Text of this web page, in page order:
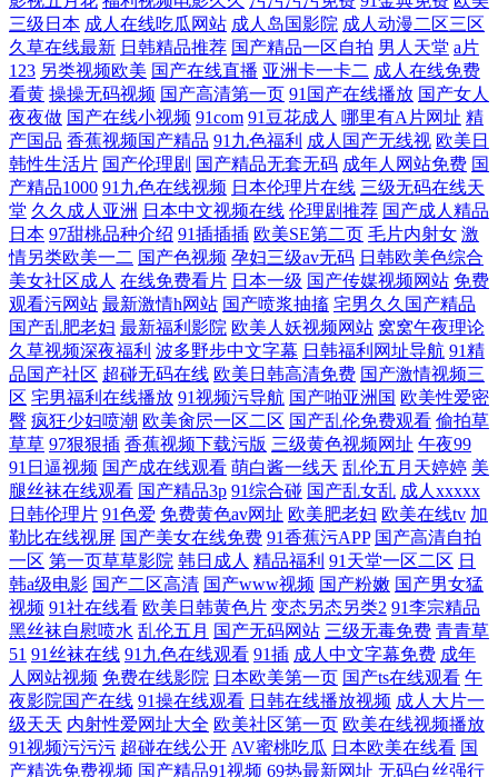
国产另 成人色日韩精品色欧美 天堂中文8资源在线8 国产一区二 夜里18款
禁用b站入 免费最新电影在线看 av视频网址导航 日韩亚洲欧洲 色综合伊
人色综合网站 劲爆欧美精品13页 5488wwwcom 青青青青 豆角电影网豆角
网 无码精品人妻一区二区三区影院 黄网站在国产精品 在线观看一区二区
三 欧美综合免费 大地资源三在线观看 五月花99精品在线 激情福利a 在线
观看视频国 欧美另类图区清纯亚洲 产精品久久久特黄久久久 亚洲变态在
线视 免费a级猛偏在 草莓视频免费视频 神马电影午夜理论 精品热视频在
线2 精品自拍中文在线观看 成年必看视频在线观看 成人aaaa
三级日本 成人在线吃瓜网站 成人岛国影院 成人动漫二区三区
久草在线最新 日韩精品推荐 国产精品一区自拍 男人天堂 a片
123 另类视频欧美 国产在线直播 亚洲卡一卡二 成人在线免费
看黄 操操无码视频 国产高清第一页 91国产在线播放 国产女人
夜夜做 国产在线小视频 91com 91豆花成人 哪里有A片网址 精
产国品 香蕉视频国产精品 91九色福利 成人国产无线视 欧美日
韩性生活片 国产伦理剧 国产精品无套无码 成年人网站免费 国
产精品1000 91九色在线视频 日本伦理片在线 三级无码在线天
堂 久久成人亚洲 日本中文视频在线 伦理剧推荐 国产成人精品
日本 97甜桃品种介绍 91插插插 欧美SE第二页 毛片内射女 激
情另类欧美一二 国产色视频 孕妇三级av无码 日韩欧美色综合
美女社区成人 在线免费看片 日本一级 国产传媒视频网站 免费
观看污网站 最新激情h网站 国产喷浆抽搐 宅男久久国产精品
国产乱肥老妇 最新福利影院 欧美人妖视频网站 窝窝午夜理论
久草视频深夜福利 波多野步中文字幕 日韩福利网址导航 91精
品国产社区 超碰无码在线 欧美日韩高清免费 国产激情视频三
区 宅男福利在线播放 91视频污导航 国产啪亚洲国 欧美性爱密
臀 疯狂少妇喷潮 欧美肏屄一区二区 国产乱伦免费观看 偷拍草
草草 97狠狠插 香蕉视频下载污版 三级黄色视频网址 午夜99
91日逼视频 国产成在线观看 萌白酱一线天 乱伦五月天婷婷 美
腿丝袜在线观看 国产精品3p 91综合碰 国产乱女乱 成人xxxxx
日韩伦理片 91色爱 免费黄色av网址 欧美肥老妇 欧美在线tv 加
勒比在线视屏 国产美女在线免费 91香蕉污APP 国产高清自拍
一区 第一页草草影院 韩日成人 精品福利 91天堂一区二区 日
韩a级电影 国产二区高清 国产www视频 国产粉嫩 国产男女猛
视频 91社在线看 欧美日韩黄色片 变态另态另类2 91李宗精品
黑丝袜自慰喷水 乱伦五月 国产无码网站 三级无毒免费 青青草
51 91丝袜在线 91九色在线观看 91插 成人中文字幕免费 成年
人网站视频 免费在线影院 日本欧美第一页 国产ts在线观看 午
夜影院国产在线 91操在线观看 日韩在线播放视频 成人大片一
级天天 内射性爱网址大全 欧美社区第一页 欧美在线视频播放
91视频污污污 超碰在线公开 AV蜜桃吃瓜 日本欧美在线看 国
产精选免费视频 国产精品91视频 69热最新网址 无码白丝强行